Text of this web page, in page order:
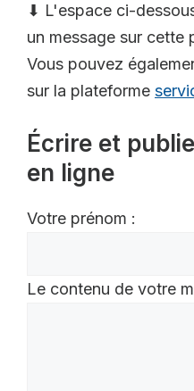
⬇ L'espace ci-
un message sur cette
Vous pouvez
sur la plateforme
Écrire et
en ligne
Votre prénom :
Le contenu de votre